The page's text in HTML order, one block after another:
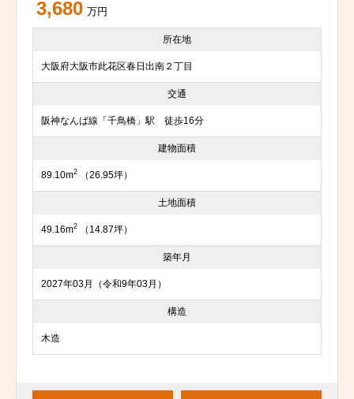
3,680 万円
所在地
大阪府大阪市此花区春日出南２丁目
交通
阪神なんば線「千鳥橋」駅 徒歩16分
建物面積
89.10m2 （26.95坪）
土地面積
49.16m2 （14.87坪）
築年月
2027年03月（令和9年03月）
構造
木造